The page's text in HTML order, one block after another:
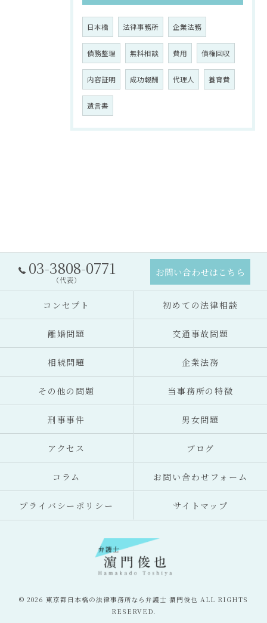
日本橋 法律事務所 企業法務
債務整理 無料相談 費用 債権回収
内容証明 成功報酬 代理人 養育費
遺言書
03-3808-0771
（代表）
お問い合わせはこちら
コンセプト 初めての法律相談
離婚問題 交通事故問題
相続問題 企業法務
その他の問題 当事務所の特徴
刑事事件 男女問題
アクセス ブログ
コラム お問い合わせフォーム
プライバシーポリシー サイトマップ
© 2026 東京都日本橋の法律事務所なら弁護士 濵門俊也 ALL RIGHTS
RESERVED.